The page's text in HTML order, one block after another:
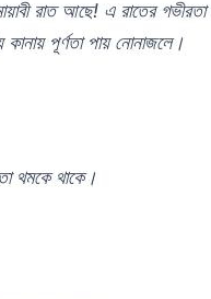
রাত আছে! এ রাতের
কানায় পূর্ণতা পায় নোনাজলে।
থমকে থাকে।